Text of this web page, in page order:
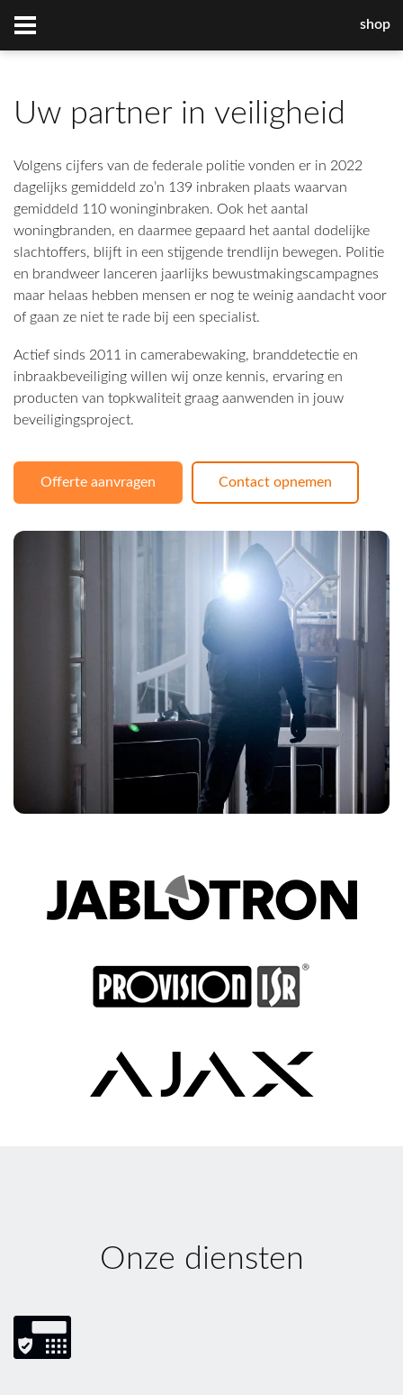
shop
Uw partner in veiligheid
Volgens cijfers van de federale politie vonden er in 2022
dagelijks gemiddeld zo’n 139 inbraken plaats waarvan
gemiddeld 110 woninginbraken. Ook het aantal
woningbranden, en daarmee gepaard het aantal dodelijke
slachtoffers, blijft in een stijgende trendlijn bewegen. Politie
en brandweer lanceren jaarlijks bewustmakingscampagnes
maar helaas hebben mensen er nog te weinig aandacht voor
of gaan ze niet te rade bij een specialist.
Actief sinds 2011 in camerabewaking, branddetectie en
inbraakbeveiliging willen wij onze kennis, ervaring en
producten van topkwaliteit graag aanwenden in jouw
beveiligingsproject.
Offerte aanvragen Contact opnemen
Onze diensten